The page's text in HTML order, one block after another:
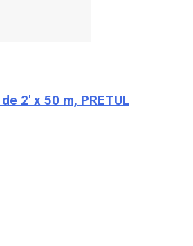
2′ x 50 m, PRETUL